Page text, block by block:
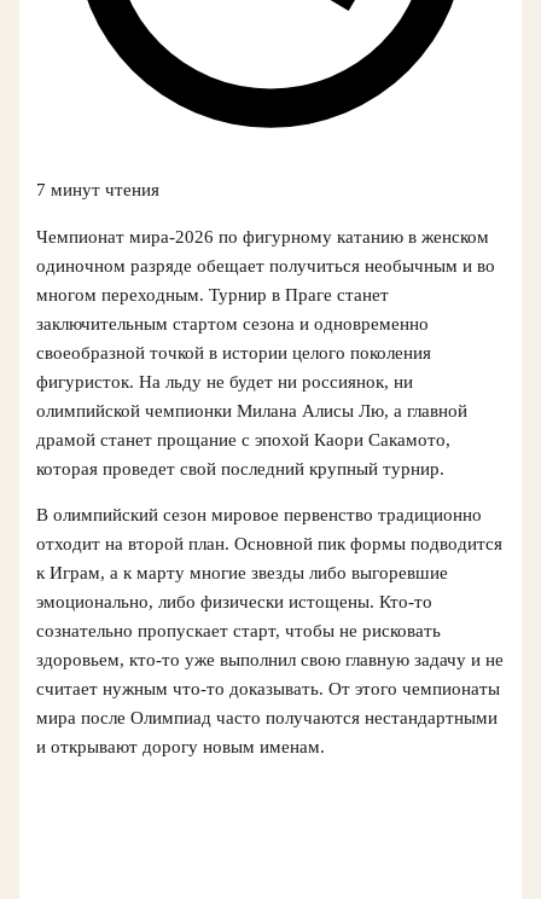
7 минут чтения
Чемпионат мира‑2026 по фигурному катанию в женском
одиночном разряде обещает получиться необычным и во
многом переходным. Турнир в Праге станет
заключительным стартом сезона и одновременно
своеобразной точкой в истории целого поколения
фигуристок. На льду не будет ни россиянок, ни
олимпийской чемпионки Милана Алисы Лю, а главной
драмой станет прощание с эпохой Каори Сакамото,
которая проведет свой последний крупный турнир.
В олимпийский сезон мировое первенство традиционно
отходит на второй план. Основной пик формы подводится
к Играм, а к марту многие звезды либо выгоревшие
эмоционально, либо физически истощены. Кто‑то
сознательно пропускает старт, чтобы не рисковать
здоровьем, кто‑то уже выполнил свою главную задачу и не
считает нужным что‑то доказывать. От этого чемпионаты
мира после Олимпиад часто получаются нестандартными
и открывают дорогу новым именам.